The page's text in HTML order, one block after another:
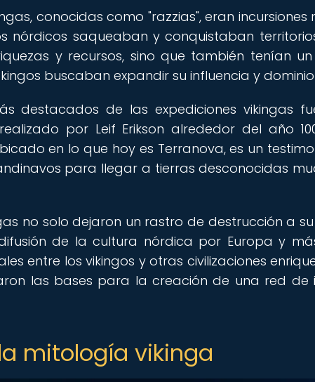
conocidas como "razzias", eran
nórdicos saqueaban y conquistaban
y recursos, sino que también tenían
buscaban expandir su influencia y
destacados de las expediciones vikingas
por Leif Erikson alrededor del año
en lo que hoy es Terranova, es un
para llegar a tierras desconocidas
no solo dejaron un rastro de destrucción a
de la cultura nórdica por Europa y
entre los vikingos y otras civilizaciones
las bases para la creación de una red de
mitología vikinga